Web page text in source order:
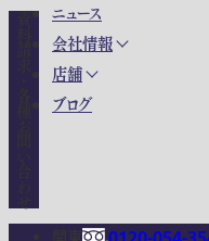
ニュース
会社情報
店舗
ブログ